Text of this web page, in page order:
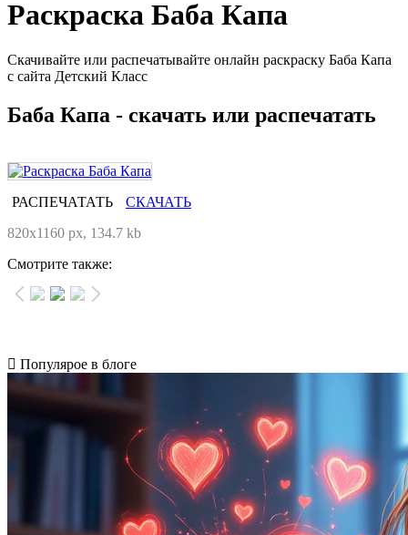
Раскраска Баба Капа
Скачивайте или распечатывайте онлайн раскраску Баба Капа
с сайта Детский Класс
Баба Капа - скачать или распечатать
РАСПЕЧАТАТЬ
СКАЧАТЬ
820x1160 px, 134.7 kb
Смотрите также:
Популярое в блоге